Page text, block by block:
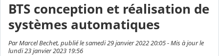
BTS conception et réalisation de
systèmes automatiques
Par Marcel Bechet, publié le samedi 29 janvier 2022 20:05 - Mis à jour le
lundi 23 janvier 2023 19:56